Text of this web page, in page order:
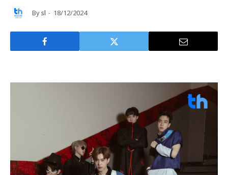
Bysl 18/12/2024